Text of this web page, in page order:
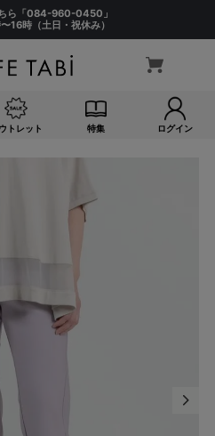
ら「084-960-0450 」
16時（土日・祝休み）
トレット 特集 ログイン